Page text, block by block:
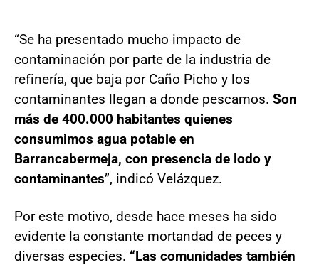
“Se ha presentado mucho impacto de
contaminación por parte de la industria de
refinería, que baja por Caño Picho y los
contaminantes llegan a donde pescamos. Son
más de 400.000 habitantes quienes
consumimos agua potable en
Barrancabermeja, con presencia de lodo y
contaminantes”, indicó Velázquez.
Por este motivo, desde hace meses ha sido
evidente la constante mortandad de peces y
diversas especies. “Las comunidades también